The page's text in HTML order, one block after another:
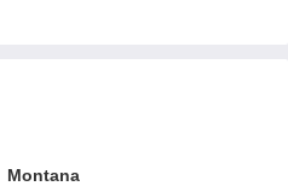
Montana